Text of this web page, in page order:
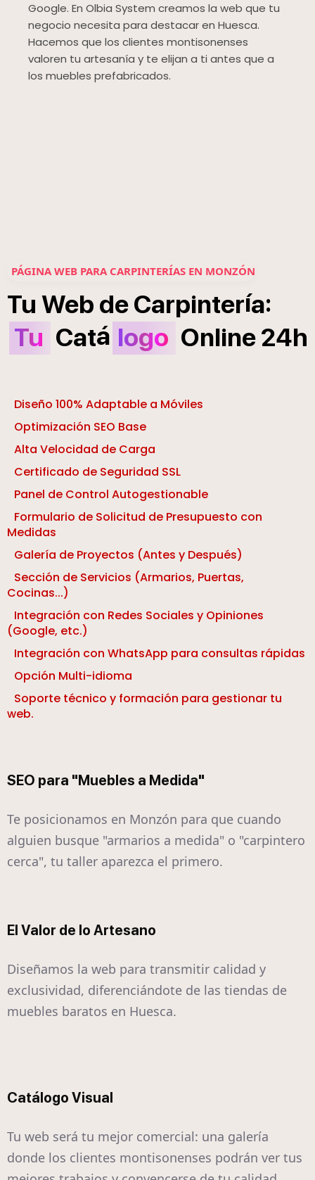
Google. En Olbia System creamos la web que tu
negocio necesita para destacar en Huesca.
Hacemos que los clientes montisonenses
valoren tu artesanía y te elijan a ti antes que a
los muebles prefabricados.
PÁGINA WEB PARA CARPINTERÍAS EN MONZÓN
Tu Web deCarpintería:
Tu Catá logo Online24h
Diseño 100% Adaptable a Móviles
Optimización SEO Base
Alta Velocidad de Carga
Certificado de Seguridad SSL
Panel de Control Autogestionable
Formulario de Solicitud de Presupuesto con
Medidas
Galería de Proyectos (Antes y Después)
Sección de Servicios (Armarios, Puertas,
Cocinas...)
Integración con Redes Sociales y Opiniones
(Google, etc.)
Integración con WhatsApp para consultas rápidas
Opción Multi-idioma
Soporte técnico y formación para gestionar tu
web.
SEO para "Muebles a Medida"
Te posicionamos en Monzón para que cuando
alguien busque "armarios a medida" o "carpintero
cerca", tu taller aparezca el primero.
El Valor de lo Artesano
Diseñamos la web para transmitir calidad y
exclusividad, diferenciándote de las tiendas de
muebles baratos en Huesca.
Catálogo Visual
Tu web será tu mejor comercial: una galería
donde los clientes montisonenses podrán ver tus